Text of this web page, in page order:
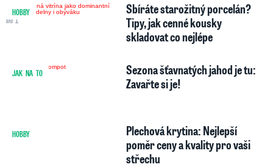
HOBBY
1
Sbíráte starožitný porcelán?
Tipy, jak cenné kousky
skladovat co nejlépe
JAK NA TO
Sezona šťavnatých jahod je tu:
Zavařte si je!
HOBBY
4
Plechová krytina: Nejlepší
poměr ceny a kvality pro vaši
střechu